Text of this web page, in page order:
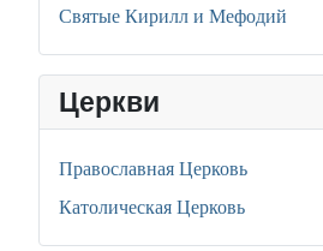
Святые Кирилл и Мефодий
Церкви
Православная Церковь
Католическая Церковь